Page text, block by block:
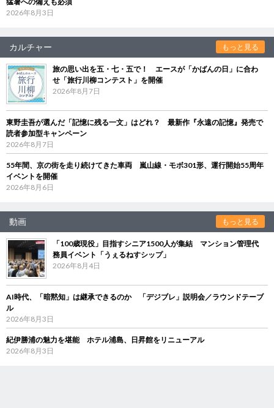
2026年8月3日
カルチャー もっと見る
旅の思い出を五・七・五で！ エースが「かばんの日」に合わ
せ「旅行川柳コンテスト」を開催
2026年8月7日
東野圭吾が選んだ「記憶に残る一文」はどれ？ 最新作『永遠の記憶』発売で
読者参加型キャンペーン
2026年8月7日
55年間、京の街を走り続けてきた車両 嵐山線・モボ301形、運行開始55周年
イベントを開催
2026年8月6日
動画 もっと見る
「100歳現役」目指すシニア1500人が集結 マンション管理代
務員イベント「うぇるねすシップ」
2026年8月4日
AI時代、「暗黙知」は継承できるのか 「デジブレ」説明会／ラウンドテーブ
ル
2026年8月3日
紀伊勝浦の魅力を堪能 ホテル浦島、日昇館をリニューアル
2026年8月3日